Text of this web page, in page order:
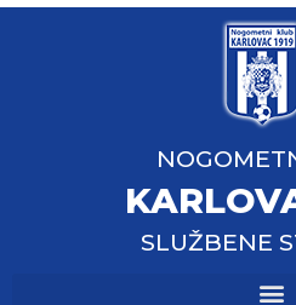
SLUŽBENE